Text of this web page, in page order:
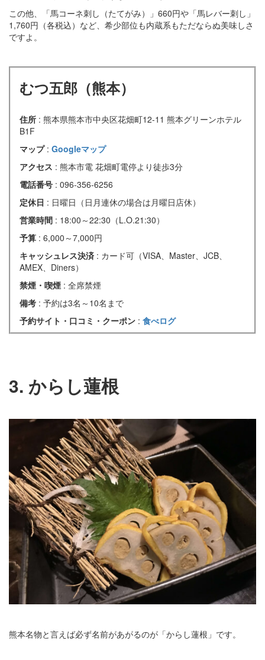
この他、「馬コーネ刺し（たてがみ）」660円や「馬レバー刺し」
1,760円（各税込）など、希少部位も内蔵系もただならぬ美味しさ
ですよ。
むつ五郎（熊本）
住所 : 熊本県熊本市中央区花畑町12-11 熊本グリーンホテル
B1F
マップ : Googleマップ
アクセス : 熊本市電 花畑町電停より徒歩3分
電話番号 : 096-356-6256
定休日 : 日曜日（日月連休の場合は月曜日店休）
営業時間 : 18:00～22:30（L.O.21:30）
予算 : 6,000～7,000円
キャッシュレス決済 : カード可（VISA、Master、JCB、
AMEX、Diners）
禁煙・喫煙 : 全席禁煙
備考 : 予約は3名～10名まで
予約サイト・口コミ・クーポン : 食べログ
3. からし蓮根
熊本名物と言えば必ず名前があがるのが「からし蓮根」です。